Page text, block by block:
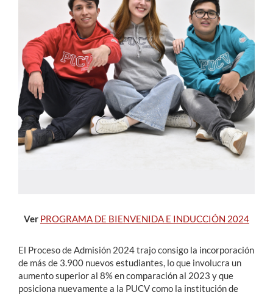
Estudiantes
Académicos
Funcionarios
Alumni
English
Ver PROGRAMA DE BIENVENIDA E INDUCCIÓN 2024
El Proceso de Admisión 2024 trajo consigo la incorporación
de más de 3.900 nuevos estudiantes, lo que involucra un
aumento superior al 8% en comparación al 2023 y que
posiciona nuevamente a la PUCV como la institución de